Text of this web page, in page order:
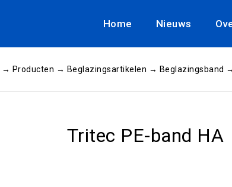
Home Nieuws
→ Producten → Beglazingsartikelen → Beglazingsband →
Tritec PE-band HA